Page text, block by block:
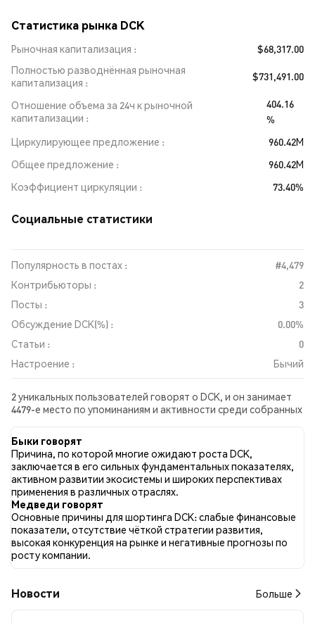
Статистика рынка DCK
Рыночная капитализация
$68,317.00
Полностью разводнённая рыночная
капитализация
$731,491.00
Отношение объема за 24ч к рыночной
капитализации
404.16
%
Циркулирующее предложение
960.42M
Общее предложение
960.42M
Коэффициент циркуляции
73.40%
Социальные статистики
Популярность в постах :
#4,479
Контрибьюторы :
2
Посты :
3
Обсуждение DCK(%) :
0.00%
Статьи :
0
Настроение :
Бычий
2 уникальных пользователей говорят о DCK, и он занимает
4479-е место по упоминаниям и активности среди собранных
во всех социальных сетях было Бычий. Всего было
опубликовано 0 новостных статей о DCK. В Twitter 33.33%
твитов имели бычий настрой по сравнению с 0.00% твитов с
медвежьим настроем по DCK. 66.67% твитов были
нейтральными по отношению к DCK. Эти данные основаны
на 3 твитах.
Быки говорят
Причина, по которой многие ожидают роста DCK,
заключается в его сильных фундаментальных показателях,
активном развитии экосистемы и широких перспективах
применения в различных отраслях.
Медведи говорят
Основные причины для шортинга DCK: слабые финансовые
показатели, отсутствие чёткой стратегии развития,
высокая конкуренция на рынке и негативные прогнозы по
росту компании.
Новости Больше